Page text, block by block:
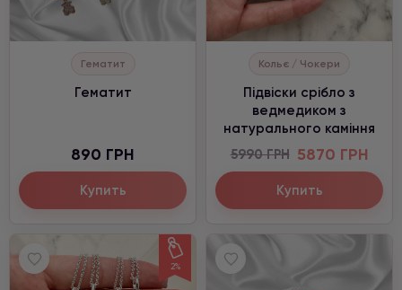
Гематит
Гематит
890 ГРН
Купить
Кольє / Чокери
Підвіски срібло з
ведмедиком з
натурального каміння
5990 ГРН 5870 ГРН
Купить
2%